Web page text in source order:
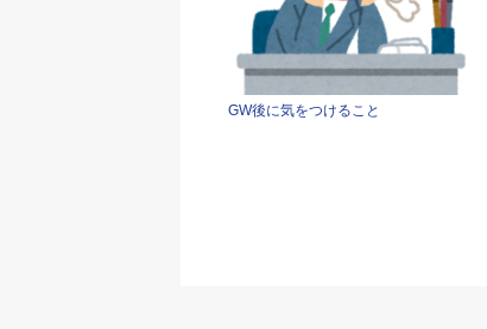
GW後に気をつけること